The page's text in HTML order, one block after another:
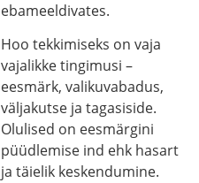
ebameeldivates.
Hoo tekkimiseks on vaja
vajalikke tingimusi –
eesmärk, valikuvabadus,
väljakutse ja tagasiside.
Olulised on eesmärgini
püüdlemise ind ehk hasart
ja täielik keskendumine.